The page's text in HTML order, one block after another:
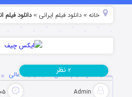
خانه »دانلود فیلم‌ ایرانی »دانلود
دانلود فیلم انسان ها با کیفیت عالی
Admin ۰۵ بهمن ۱۳۹۱
۲ نظر